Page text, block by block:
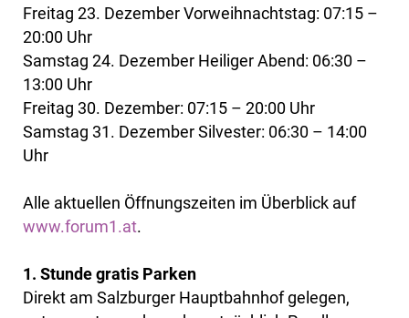
Freitag 23. Dezember Vorweihnachtstag: 07:15 –
20:00 Uhr
Samstag 24. Dezember Heiliger Abend: 06:30 –
13:00 Uhr
Freitag 30. Dezember: 07:15 – 20:00 Uhr
Samstag 31. Dezember Silvester: 06:30 – 14:00
Uhr
Alle aktuellen Öffnungszeiten im Überblick auf
www.forum1.at.
1. Stunde gratis Parken
Direkt am Salzburger Hauptbahnhof gelegen,